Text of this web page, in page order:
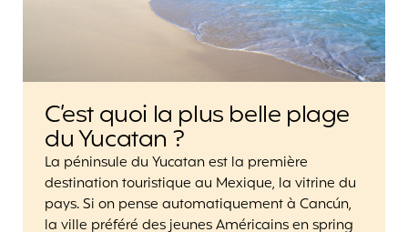
C’est quoi la plus belle plage
du Yucatan ?
La péninsule du Yucatan est la première
destination touristique au Mexique, la vitrine du
pays. Si on pense automatiquement à Cancún,
la ville préféré des jeunes Américains en spring